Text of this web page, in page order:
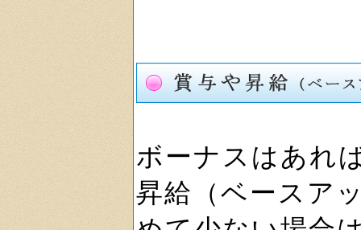
ボーナスはあれ
昇給（ベースア